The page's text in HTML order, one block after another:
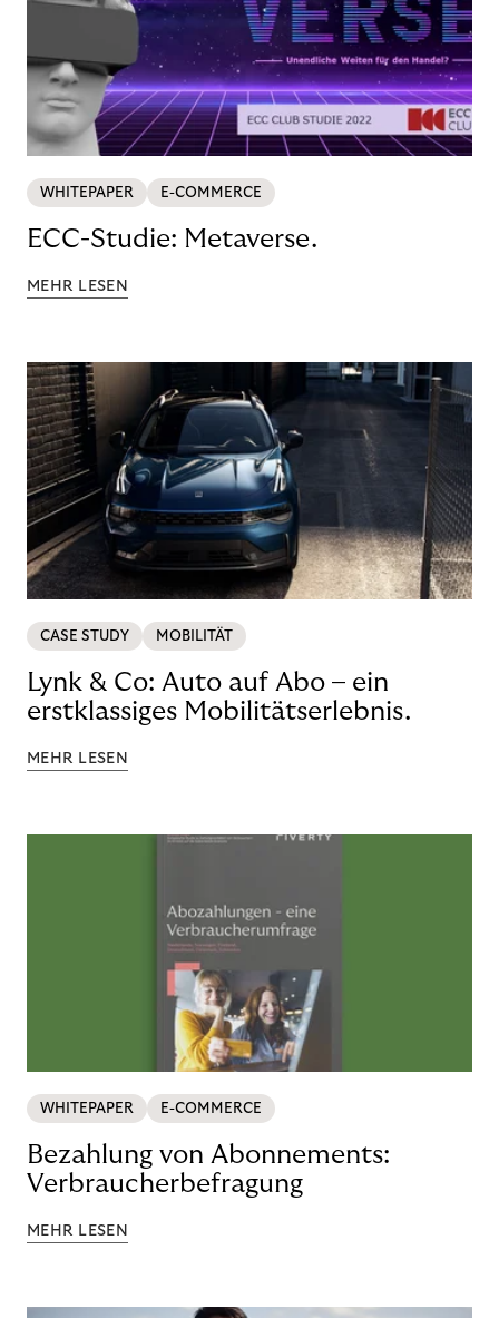
WHITEPAPER E-COMMERCE
ECC-Studie: Metaverse.
MEHR LESEN
CASE STUDY MOBILITÄT
Lynk & Co: Auto auf Abo – ein
erstklassiges Mobilitätserlebnis.
MEHR LESEN
WHITEPAPER E-COMMERCE
Bezahlung von Abonnements:
Verbraucherbefragung
MEHR LESEN